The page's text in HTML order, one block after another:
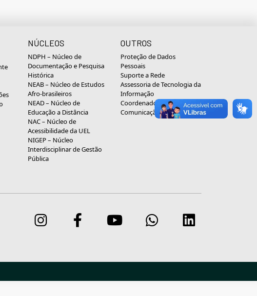
NÚCLEOS
NDPH – Núcleo de
Documentação e Pesquisa
Histórica
NEAB – Núcleo de Estudos
Afro-brasileiros
NEAD – Núcleo de
Educação a Distância
NAC – Núcleo de
Acessibilidade da UEL
NIGEP – Núcleo
Interdisciplinar de Gestão
Pública
OUTROS
Proteção de Dados
Pessoais
Suporte a Rede
Assessoria de Tecnologia da
Informação
Coordenadoria de
Comunicação Social